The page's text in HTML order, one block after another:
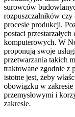
surowców
rozpuszczalników
procesie produkcji.
postaci
komputerowych. W
proponują swoje
przetwarzania takich
traktowane zgodnie z
istotne jest, żeby
obowiązku w
przemysłowymi i
zakresie.